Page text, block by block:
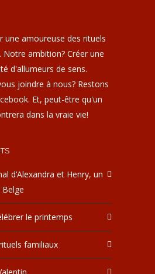
une amoureuse des rituels
Notre ambition? Créer une
d'allumeurs de sens.
joindre à nous? Restons
Et, peut-être qu'un
dans la vraie vie!
d’Alexandra et Henry, un
le printemps
familiaux